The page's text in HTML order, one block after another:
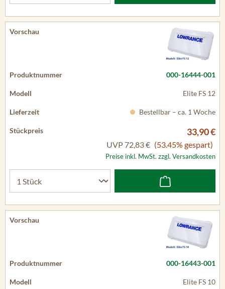
000-16444-001
Elite FS 12
Bestellbar – ca. 1 Woche
33,90 €
UVP 72,83 € (53.45% gespart)
Preise inkl. MwSt. zzgl. Versandkosten
000-16443-001
Elite FS 10